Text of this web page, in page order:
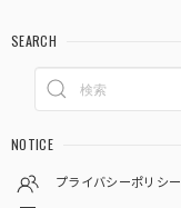
SEARCH
NOTICE
プライバシーポリシー